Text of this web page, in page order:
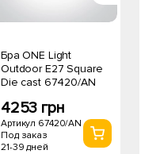
Бра ONE Light
Outdoor E27 Square
Die cast 67420/AN
4253 грн
Артикул 67420/AN
Под заказ
21-39 дней